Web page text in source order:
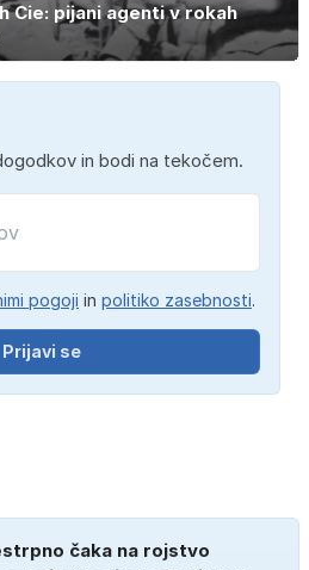
Cie: pijani agenti v rokah
in bodi na tekočem.
pogoji in politiko zasebnosti.
Prijavi se
čaka na rojstvo